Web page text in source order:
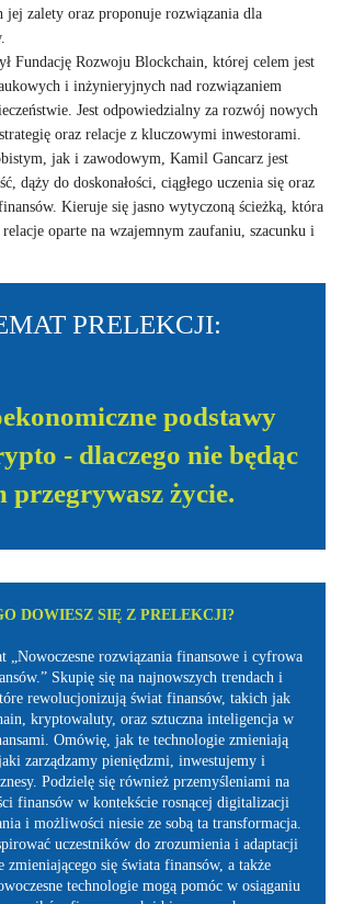
jej zalety oraz proponuje rozwiązania dla
Fundację Rozwoju Blockchain, której celem jest
i inżynieryjnych nad rozwiązaniem
Jest odpowiedzialny za rozwój nowych
oraz relacje z kluczowymi inwestorami.
jak i zawodowym, Kamil Gancarz jest
dąży do doskonałości, ciągłego uczenia się oraz
Kieruje się jasno wytyczoną ścieżką, która
oparte na wzajemnym zaufaniu, szacunku i
PRELEKCJI:
podstawy
- dlaczego nie będąc
przegrywasz życie.
DOWIESZ SIĘ Z PRELEKCJI?
„Nowoczesne rozwiązania finansowe i cyfrowa
Skupię się na najnowszych trendach i
rewolucjonizują świat finansów, takich jak
kryptowaluty, oraz sztuczna inteligencja w
Omówię, jak te technologie zmieniają
zarządzamy pieniędzmi, inwestujemy i
Podzielę się również przemyśleniami na
finansów w kontekście rosnącej digitalizacji
i możliwości niesie ze sobą ta transformacja.
uczestników do zrozumienia i adaptacji
zmieniającego się świata finansów, a także
technologie mogą pomóc w osiąganiu